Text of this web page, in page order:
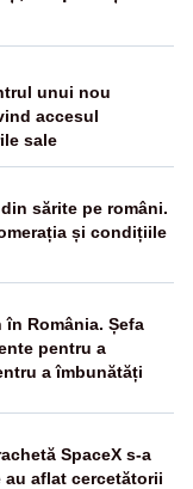
unui nou
accesul
sale
sărite pe români.
și condițiile
România. Șefa
pentru a
a îmbunătăți
SpaceX s-a
au aflat cercetătorii